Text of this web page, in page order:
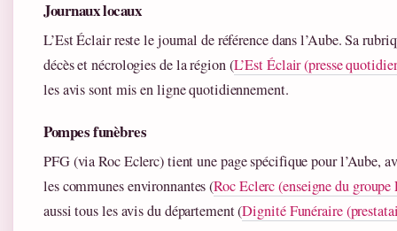
Journaux locaux
L’Est Éclair reste le journal de référence dans l’Aube. Sa
décès et nécrologies de la région (L’Est Éclair (presse
les avis sont mis en ligne quotidiennement.
Pompes funèbres
PFG (via Roc Eclerc) tient une page spécifique pour l’Aube,
les communes environnantes (Roc Eclerc (enseigne du groupe
aussi tous les avis du département (Dignité Funéraire